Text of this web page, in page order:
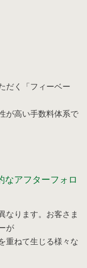
だく「フィーベー
が高い手数料体系で
なアフターフォロ
なります。お客さま
が
重ねて生じる様々な